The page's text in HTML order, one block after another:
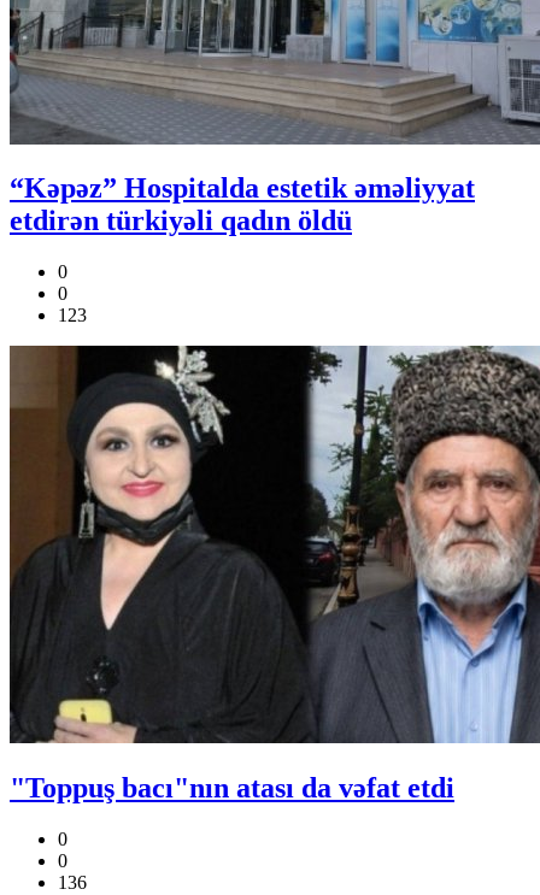
“Kəpəz” Hospitalda estetik əməliyyat
etdirən türkiyəli qadın öldü
0
0
123
"Toppuş bacı"nın atası da vəfat etdi
0
0
136